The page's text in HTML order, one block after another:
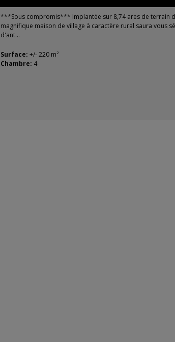
***Sous compromis*** Implantée sur 8,74 ares de terrain
magnifique maison de village à caractère rural saura vous
d'ant...
Surface: +/- 220 m²
Chambre: 4